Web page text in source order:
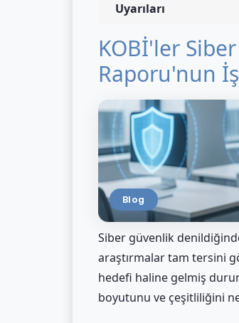
Uyarıları
KOBİ'ler
Raporu'nun
Blog
Siber güvenlik
araştırmalar tam tersini
hedefi haline gelmiş
boyutunu ve çeşitliliğini